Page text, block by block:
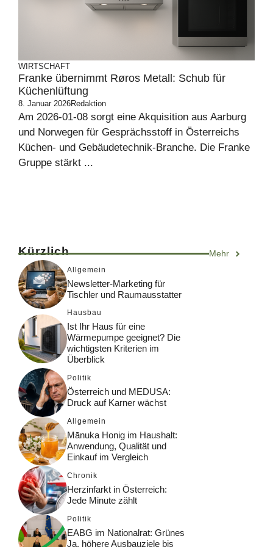
WIRTSCHAFT
Franke übernimmt Røros Metall: Schub für
Küchenlüftung
8. Januar 2026Redaktion
Am 2026-01-08 sorgt eine Akquisition aus Aarburg
und Norwegen für Gesprächsstoff in Österreichs
Küchen- und Gebäudetechnik-Branche. Die Franke
Gruppe stärkt ...
Kürzlich Mehr
Allgemein
Newsletter-Marketing für
Tischler und Raumausstatter
Hausbau
Ist Ihr Haus für eine
Wärmepumpe geeignet? Die
wichtigsten Kriterien im
Überblick
Politik
Österreich und MEDUSA:
Druck auf Karner wächst
Allgemein
Mānuka Honig im Haushalt:
Anwendung, Qualität und
Einkauf im Vergleich
Chronik
Herzinfarkt in Österreich:
Jede Minute zählt
Politik
EABG im Nationalrat: Grünes
Ja, höhere Ausbauziele bis